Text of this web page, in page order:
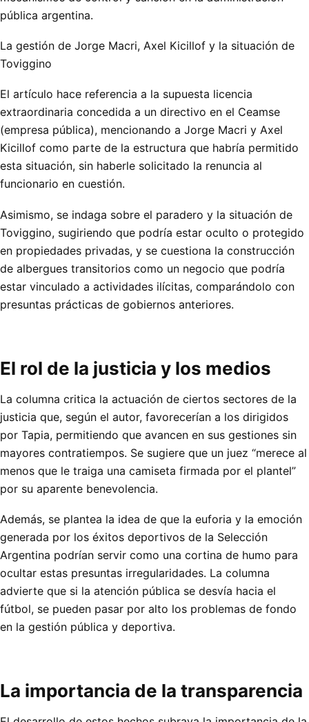
pública argentina.
La gestión de Jorge Macri, Axel Kicillof y la situación de
Toviggino
El artículo hace referencia a la supuesta licencia
extraordinaria concedida a un directivo en el Ceamse
(empresa pública), mencionando a Jorge Macri y Axel
Kicillof como parte de la estructura que habría permitido
esta situación, sin haberle solicitado la renuncia al
funcionario en cuestión.
Asimismo, se indaga sobre el paradero y la situación de
Toviggino, sugiriendo que podría estar oculto o protegido
en propiedades privadas, y se cuestiona la construcción
de albergues transitorios como un negocio que podría
estar vinculado a actividades ilícitas, comparándolo con
presuntas prácticas de gobiernos anteriores.
El rol de la justicia y los medios
La columna critica la actuación de ciertos sectores de la
justicia que, según el autor, favorecerían a los dirigidos
por Tapia, permitiendo que avancen en sus gestiones sin
mayores contratiempos. Se sugiere que un juez “merece al
menos que le traiga una camiseta firmada por el plantel”
por su aparente benevolencia.
Además, se plantea la idea de que la euforia y la emoción
generada por los éxitos deportivos de la Selección
Argentina podrían servir como una cortina de humo para
ocultar estas presuntas irregularidades. La columna
advierte que si la atención pública se desvía hacia el
fútbol, se pueden pasar por alto los problemas de fondo
en la gestión pública y deportiva.
La importancia de la transparencia